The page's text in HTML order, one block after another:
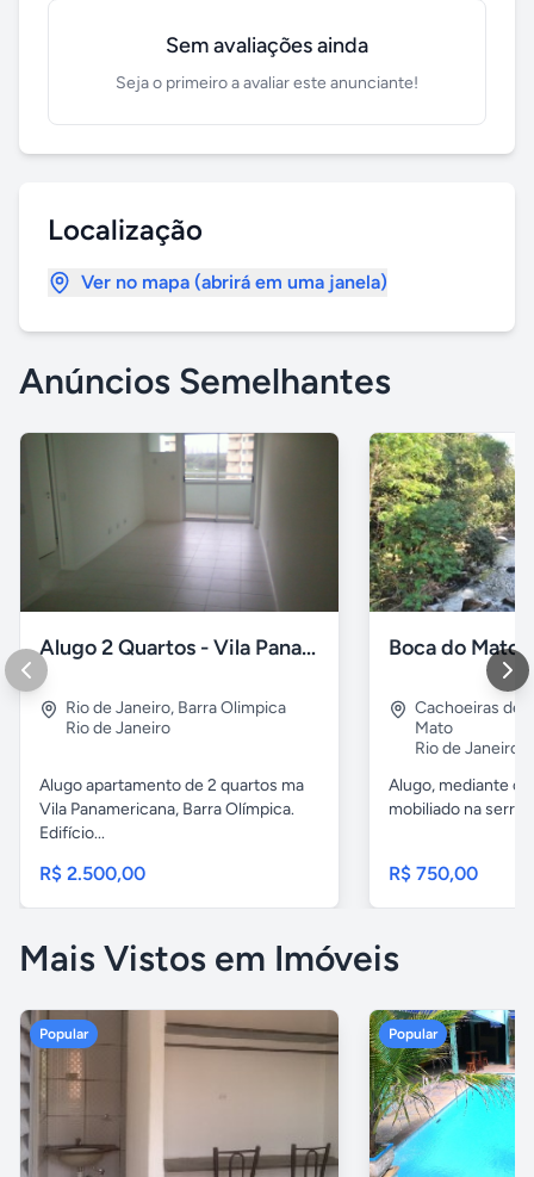
Sem avaliações ainda
Seja o primeiro a avaliar este anunciante!
Localização
Ver no mapa (abrirá em uma janela)
Anúncios Semelhantes
Alugo 2 Quartos - Vila Panamericana
Rio de Janeiro, Barra Olimpica
Rio de Janeiro
Alugo apartamento de 2 quartos ma
Vila Panamericana, Barra Olímpica.
Edifício...
R$ 2.500,00
Cachoeiras de
Mato
Rio de Janeiro
Alugo, mediante
mobiliado na serra
R$ 750,00
Mais Vistos em Imóveis
Popular Popular